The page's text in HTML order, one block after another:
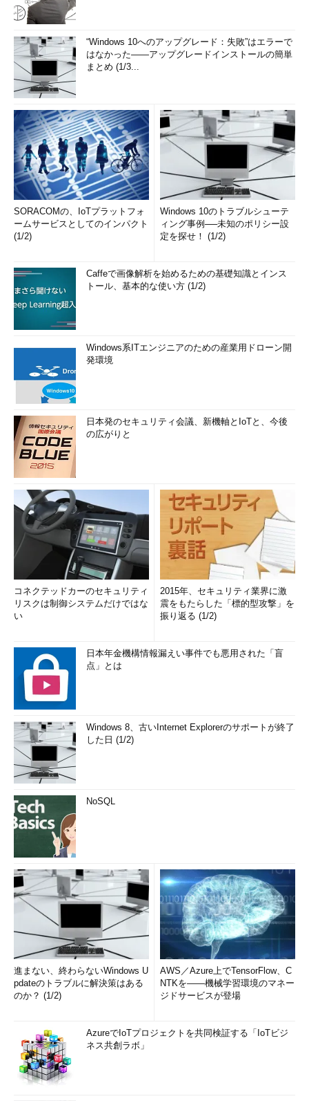
ろから報告されていました。
Grace Period Windows Server 2019 Eval ［英語］
（Microsoft TechNet Forums）
その後、この問題が解消されたという話は聞きません。つま
り、OSビルド17763.1ベースの初版の評価版は、これから新規イ
ンストールしたとしても10日で「猶予の期限切れ」となってしま
うのです（画面4）。
画面42018年10月初めにダウンロードした評価版ISOメデ
認証が成功せず、10日の「通知」状態の後に「猶予の期限切
れ」となる
1時間でシャットダウンしてしまうようになると、Windows
Updateによる更新は難しいでしょう（1時間内に再起動まで行け
ば可能です）。修正する必要があった評価版メディアの問題と
は、このことなのかもしれません。これもまた、あくまでも筆者
の想像です。
/rearm」コマンドを実行し、猶予期限をリセットしても、10日後
に再び「猶予の期限切れ」になります。製品版プロダクトキーに
よる製品版への切り替えで、製品版としてライセンス認証が可能
かどうか、筆者は確認していません。ちなみに、提供が停止され
た初版のMicrosoft Hyper-V Server 2019には、手元の環境で確認
した限り、「ライセンスの状態：ライセンスされています」と正
しくライセンス認証が行われていました。
提供が再開されたWindows Server 2019評価版やWindows
Server 2019 Essentials評価版のダウンロードメディアを使用し
て、これからこれらのOSを評価しようと考えているなら、本連
載の第144回の記事をご覧ください。
Windows Server 2019の新規インストールはWindowsセ
ットアップに任せてはダメ！
ここで書いてあるように、Windowsセットアップが作成する既
推奨パーティション構成にパーティションを切ってから新規イン
ストールすることをお勧めします。
筆者紹介
山市 良（やまいち りょう）
岩手県花巻市在住。Microsoft MVP：Cloud and Datacenter
Management（2018/7/1）。SIer、IT出版社、中堅企業のシス
テム管理者を経て、フリーのテクニカルライターに。Microsoft
製品、テクノロジーを中心に、IT雑誌、Webサイトへの記事の
寄稿、ドキュメント作成、事例取材などを手掛ける。個人ブロ
グは『 山市良のえぬなんとかわーるど』。近著は『ITプロフェ
“Windows 10へのアップグレード：失敗”はエラーで
はなかった――アップグレードインストールの簡単
まとめ (1/3...
SORACOMの、IoTプラットフォ
ームサービスとしてのインパクト
(1/2)
Windows 10のトラブルシューテ
ィング事例──未知のポリシー設
定を探せ！ (1/2)
Caffeで画像解析を始めるための基礎知識とインス
トール、基本的な使い方 (1/2)
Windows系ITエンジニアのための産業用ドローン開
発環境
日本発のセキュリティ会議、新機軸とIoTと、今後
の広がりと
コネクテッドカーのセキュリティ
リスクは制御システムだけではな
い
2015年、セキュリティ業界に激
震をもたらした「標的型攻撃」を
振り返る (1/2)
日本年金機構情報漏えい事件でも悪用された「盲
点」とは
Windows 8、古いInternet Explorerのサポートが終了
した日 (1/2)
NoSQL
進まない、終わらないWindows U
pdateのトラブルに解決策はある
のか？ (1/2)
AWS／Azure上でTensorFlow、C
NTKを――機械学習環境のマネー
ジドサービスが登場
AzureでIoTプロジェクトを共同検証する「IoTビジ
ネス共創ラボ」